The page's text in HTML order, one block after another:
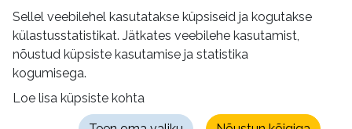
Sellel veebilehel kasutatakse küpsiseid ja kogutakse
külastusstatistikat. Jätkates veebilehe kasutamist,
nõustud küpsiste kasutamise ja statistika
kogumisega.
Loe lisa küpsiste kohta
Abi
Jälgi meid:
Kasutustingimused Küpsised